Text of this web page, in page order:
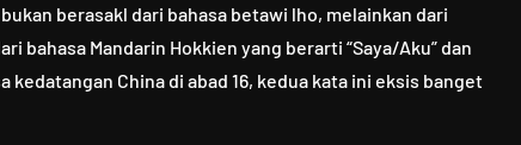
berasakl dari bahasa betawi lho, melainkan dari
bahasa Mandarin Hokkien yang berarti “Saya/Aku” dan
kedatangan China di abad 16, kedua kata ini eksis banget